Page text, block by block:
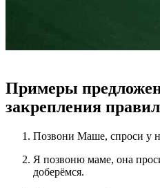
Примеры
закрепления
Позвони Маше, спроси у
Я позвоню маме, она
доберёмся.